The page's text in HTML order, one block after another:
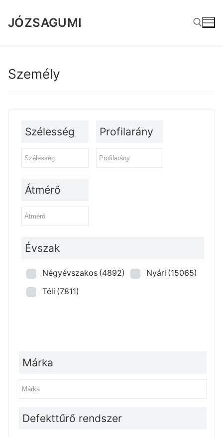
tartalomra
JÓZSAGUMI
Személy
Szélesség Profilarány
Átmérő
Évszak
Négyévszakos (4892) Nyári (15065)
Téli (7811)
Márka
Defekttűrő rendszer